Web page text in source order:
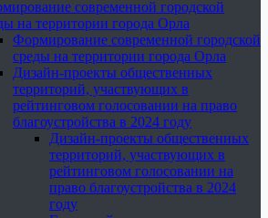
современной городской
на территории города Орла
Формирование современной городской
среды на территории города Орла
Дизайн-проекты общественных
территорий, участвующих в
рейтинговом голосовании на право
благоустройства в 2024 году
Дизайн-проекты общественных
территорий, участвующих в
рейтинговом голосовании на
право благоустройства в 2024
году